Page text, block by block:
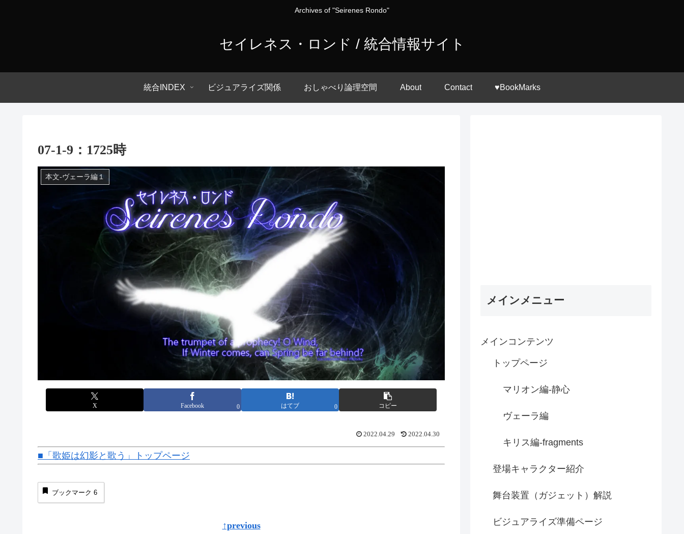
Archives of "Seirenes Rondo"
セイレネス・ロンド / 統合情報サイト
統合INDEX ビジュアライズ関係 おしゃべり論理空間 About Contact ♥BookMarks
07-1-9：1725時
本文-ヴェーラ編１
X Facebook 0 はてブ 0 コピー
2022.04.29 2022.04.30
■「歌姫は幻影と歌う」トップページ
ブックマーク 6
↑previous
メインメニュー
メインコンテンツ
トップページ
マリオン編-静心
ヴェーラ編
キリス編-fragments
登場キャラクター紹介
舞台装置（ガジェット）解説
ビジュアライズ準備ページ